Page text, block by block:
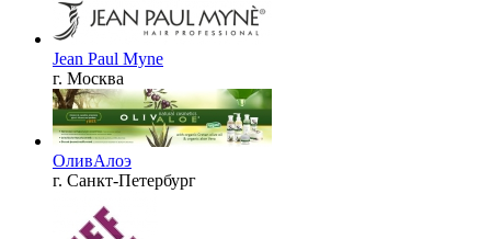
Jean Paul Myne
г. Москва
ОливАлоэ
г. Санкт-Петербург